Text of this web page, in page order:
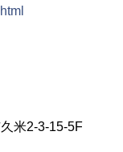
米2-3-15-5F